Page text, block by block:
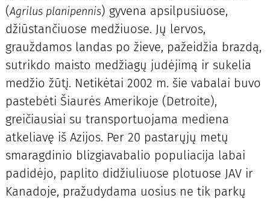
(Agrilus planipennis) gyvena apsilpusiuose,
džiūstančiuose medžiuose. Jų lervos,
grauždamos landas po žieve, pažeidžia brazdą,
sutrikdo maisto medžiagų judėjimą ir sukelia
medžio žūtį. Netikėtai 2002 m. šie vabalai buvo
pastebėti Šiaurės Amerikoje (Detroite),
greičiausiai su transportuojama mediena
atkeliavę iš Azijos. Per 20 pastarųjų metų
smaragdinio blizgiavabalio populiacija labai
padidėjo, paplito didžiuliuose plotuose JAV ir
Kanadoje, pražudydama uosius ne tik parkų